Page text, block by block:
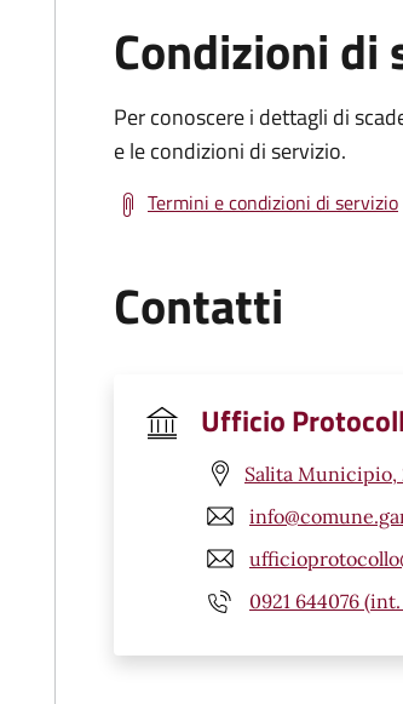
Condizioni di
Per conoscere i dettagli di
e le condizioni di servizio.
Termini e condizioni di servizio
Contatti
Ufficio
Salita Municipio,
0921 644076